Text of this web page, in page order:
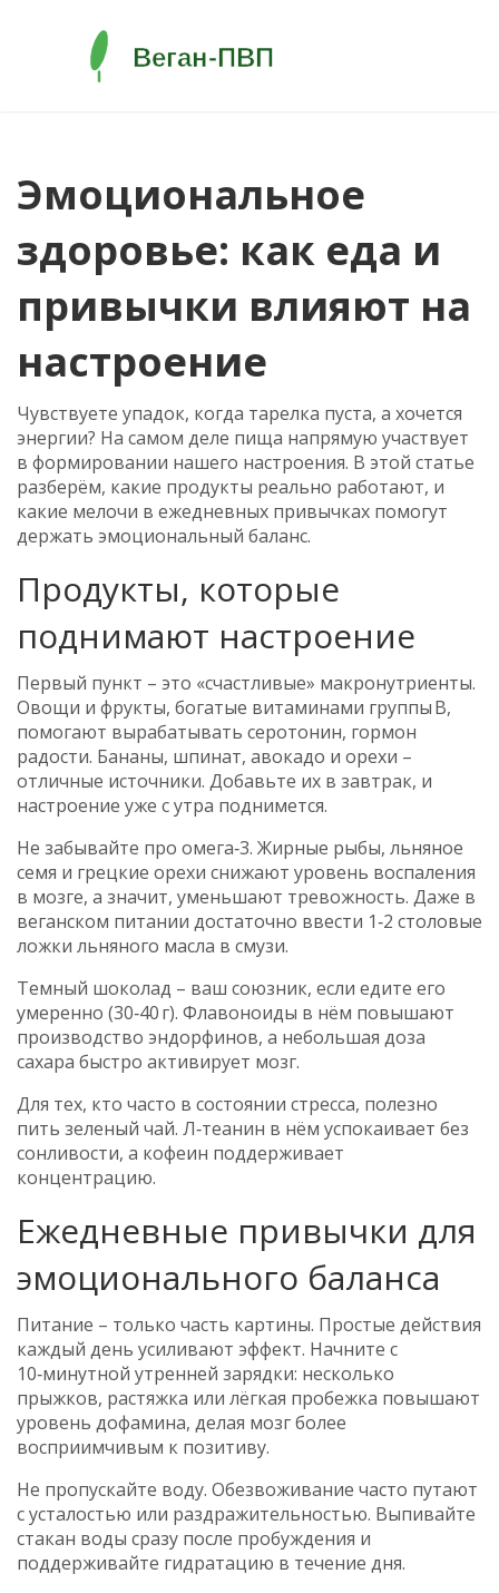
Эмоциональное
здоровье: как еда и
привычки влияют на
настроение
Чувствуете упадок, когда тарелка пуста, а хочется
энергии? На самом деле пища напрямую участвует
в формировании нашего настроения. В этой статье
разберём, какие продукты реально работают, и
какие мелочи в ежедневных привычках помогут
держать эмоциональный баланс.
Продукты, которые
поднимают настроение
Первый пункт – это «счастливые» макронутриенты.
Овощи и фрукты, богатые витаминами группы B,
помогают вырабатывать серотонин, гормон
радости. Бананы, шпинат, авокадо и орехи –
отличные источники. Добавьте их в завтрак, и
настроение уже с утра поднимется.
Не забывайте про омега‑3. Жирные рыбы, льняное
семя и грецкие орехи снижают уровень воспаления
в мозге, а значит, уменьшают тревожность. Даже в
веганском питании достаточно ввести 1‑2 столовые
ложки льняного масла в смузи.
Темный шоколад – ваш союзник, если едите его
умеренно (30‑40 г). Флавоноиды в нём повышают
производство эндорфинов, а небольшая доза
сахара быстро активирует мозг.
Для тех, кто часто в состоянии стресса, полезно
пить зеленый чай. Л‑теанин в нём успокаивает без
сонливости, а кофеин поддерживает
концентрацию.
Ежедневные привычки для
эмоционального баланса
Питание – только часть картины. Простые действия
каждый день усиливают эффект. Начните с
10‑минутной утренней зарядки: несколько
прыжков, растяжка или лёгкая пробежка повышают
уровень дофамина, делая мозг более
восприимчивым к позитиву.
Не пропускайте воду. Обезвоживание часто путают
с усталостью или раздражительностью. Выпивайте
стакан воды сразу после пробуждения и
поддерживайте гидратацию в течение дня.